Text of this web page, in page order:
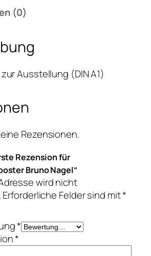
(0)
Ausstellung (DIN A1)
Rezensionen.
Rezension für
Bruno Nagel“
wird nicht
Erforderliche Felder sind mit*
*
*